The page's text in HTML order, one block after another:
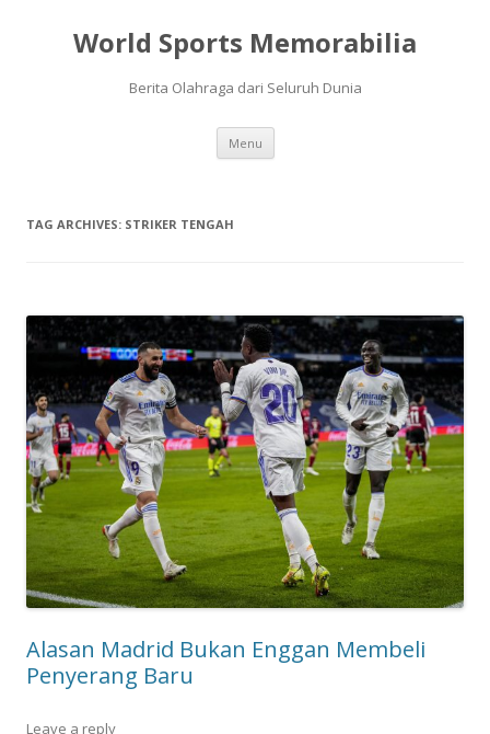
World Sports Memorabilia
Berita Olahraga dari Seluruh Dunia
Menu Skip
content
TAG ARCHIVES: STRIKER TENGAH
Alasan Madrid Bukan Enggan Membeli
Penyerang Baru
Leave a reply